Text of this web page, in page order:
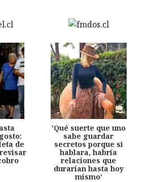
de
'Qué suerte que uno
sabe guardar
secretos porque si
hablara, habría
relaciones que
durarían hasta hoy
mismo'